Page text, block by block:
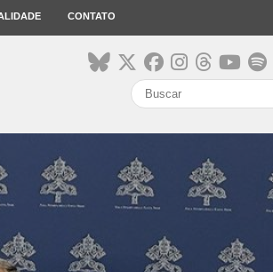
CONTATO